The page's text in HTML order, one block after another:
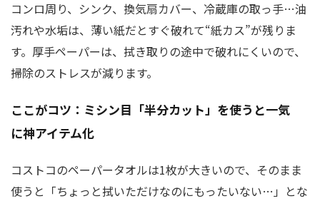
コンロ周り、シンク、換気扇カバー、冷蔵庫の取っ手…油
汚れや水垢は、薄い紙だとすぐ破れて“紙カス”が残りま
す。厚手ペーパーは、拭き取りの途中で破れにくいので、
掃除のストレスが減ります。
ここがコツ：ミシン目「半分カット」を使うと一気
に神アイテム化
コストコのペーパータオルは1枚が大きいので、そのまま
使うと「ちょっと拭いただけなのにもったいない…」とな